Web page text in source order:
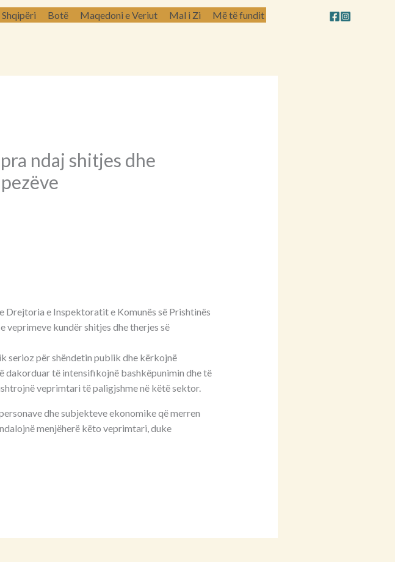
Shqipëri Botë Maqedoni e Veriut Mal i Zi Më të fundit
ndaj shitjes dhe
Drejtoria e Inspektoratit e Komunës së Prishtinës
kundër shitjes dhe therjes së
serioz për shëndetin publik dhe kërkojnë
dakorduar të intensifikojnë bashkëpunimin dhe të
veprimtari të paligjshme në këtë sektor.
dhe subjekteve ekonomike që merren
menjëherë këto veprimtari, duke